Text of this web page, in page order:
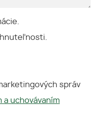
správ
a uchovávaním